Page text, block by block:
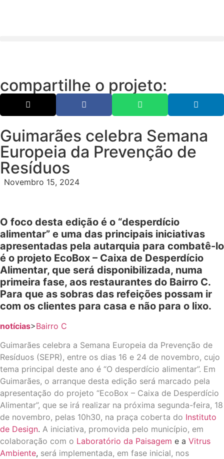
compartilhe o projeto:
Guimarães celebra Semana
Europeia da Prevenção de
Resíduos
Novembro 15, 2024
O foco desta edição é o “desperdício
alimentar” e uma das principais iniciativas
apresentadas pela autarquia para combatê-lo
é o projeto EcoBox – Caixa de Desperdício
Alimentar, que será disponibilizada, numa
primeira fase, aos restaurantes do Bairro C.
Para que as sobras das refeições possam ir
com os clientes para casa e não para o lixo.
notícias>Bairro C
Guimarães celebra a Semana Europeia da Prevenção de
Resíduos (SEPR), entre os dias 16 e 24 de novembro, cujo
tema principal deste ano é “O desperdício alimentar”. Em
Guimarães, o arranque desta edição será marcado pela
apresentação do projeto “EcoBox – Caixa de Desperdício
Alimentar”, que se irá realizar na próxima segunda-feira, 18
de novembro, pelas 10h30, na praça coberta do Instituto
de Design. A iniciativa, promovida pelo município, em
colaboração com o Laboratório da Paisagem e a Vitrus
Ambiente, será implementada, em fase inicial, nos